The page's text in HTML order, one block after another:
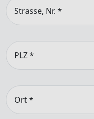
Strasse, Nr. *
PLZ*
Ort*